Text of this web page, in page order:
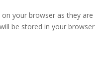
your browser as they are
be stored in your browser